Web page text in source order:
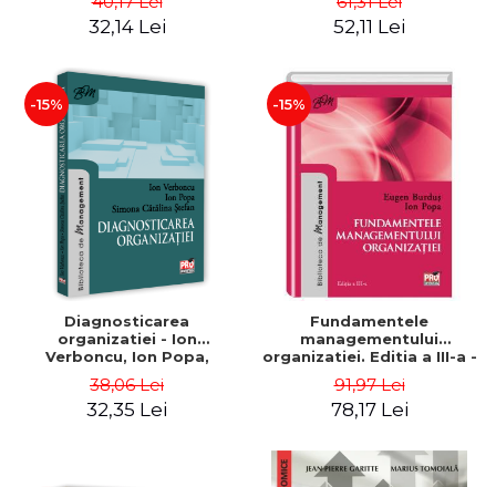
32,14 Lei 52,11 Lei
-15%
Diagnosticarea
organizatiei - Ion
Verboncu, Ion Popa,
38,06 Lei
32,35 Lei
-15%
Fundamentele
managementului
organizatiei. Editia a III-a -
91,97 Lei
78,17 Lei